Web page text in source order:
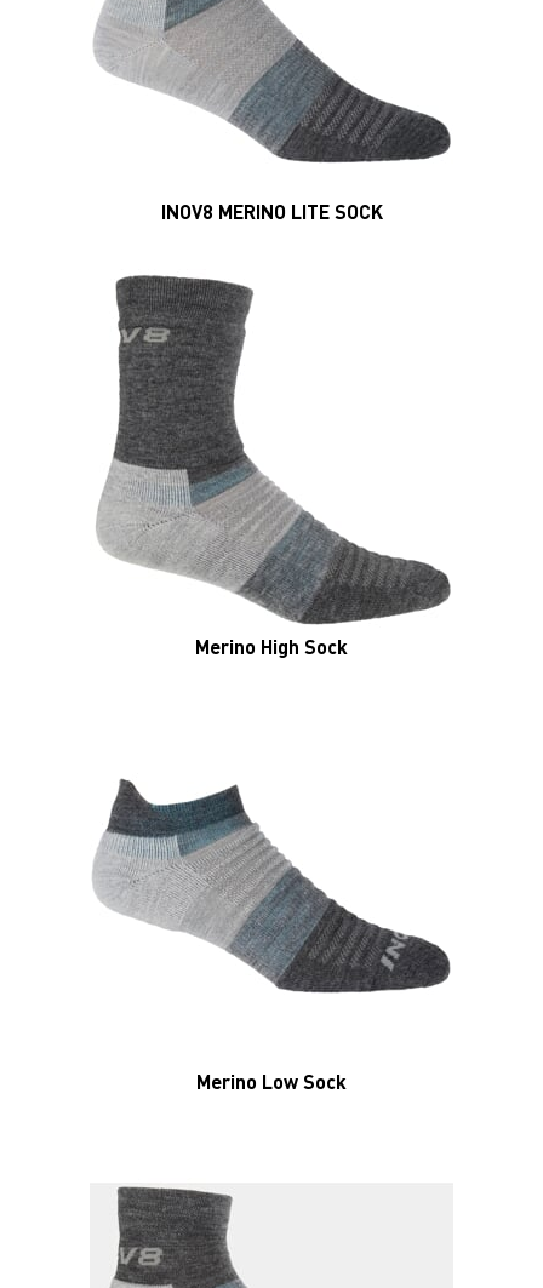
INOV8 MERINO LITE SOCK
Merino High Sock
Merino Low Sock